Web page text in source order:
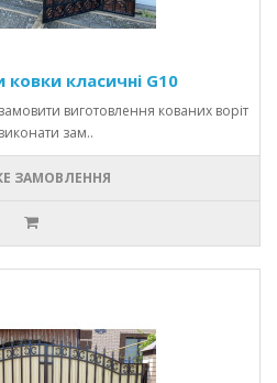
класичні G10
виготовлення кованих воріт
зам..
ЗАМОВЛЕННЯ